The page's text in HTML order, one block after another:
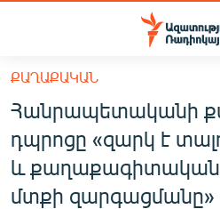
Մատչելիության
հիմնական
բովանդակությանը
հիմնական
մենյուին
Որոնում
ՀԱՅԱՍՏԱՆ
ՔԱՂԱՔԱԿԱՆ
ԸՆՏՐՈՒԹՅՈՒՆՆԵՐ 2026
ՔԱՂԱՔԱԿԱՆ
Հանրապետականի
դպրոցը «զարկ է
և քաղաքագիտական
մտքի զարգացմանը»